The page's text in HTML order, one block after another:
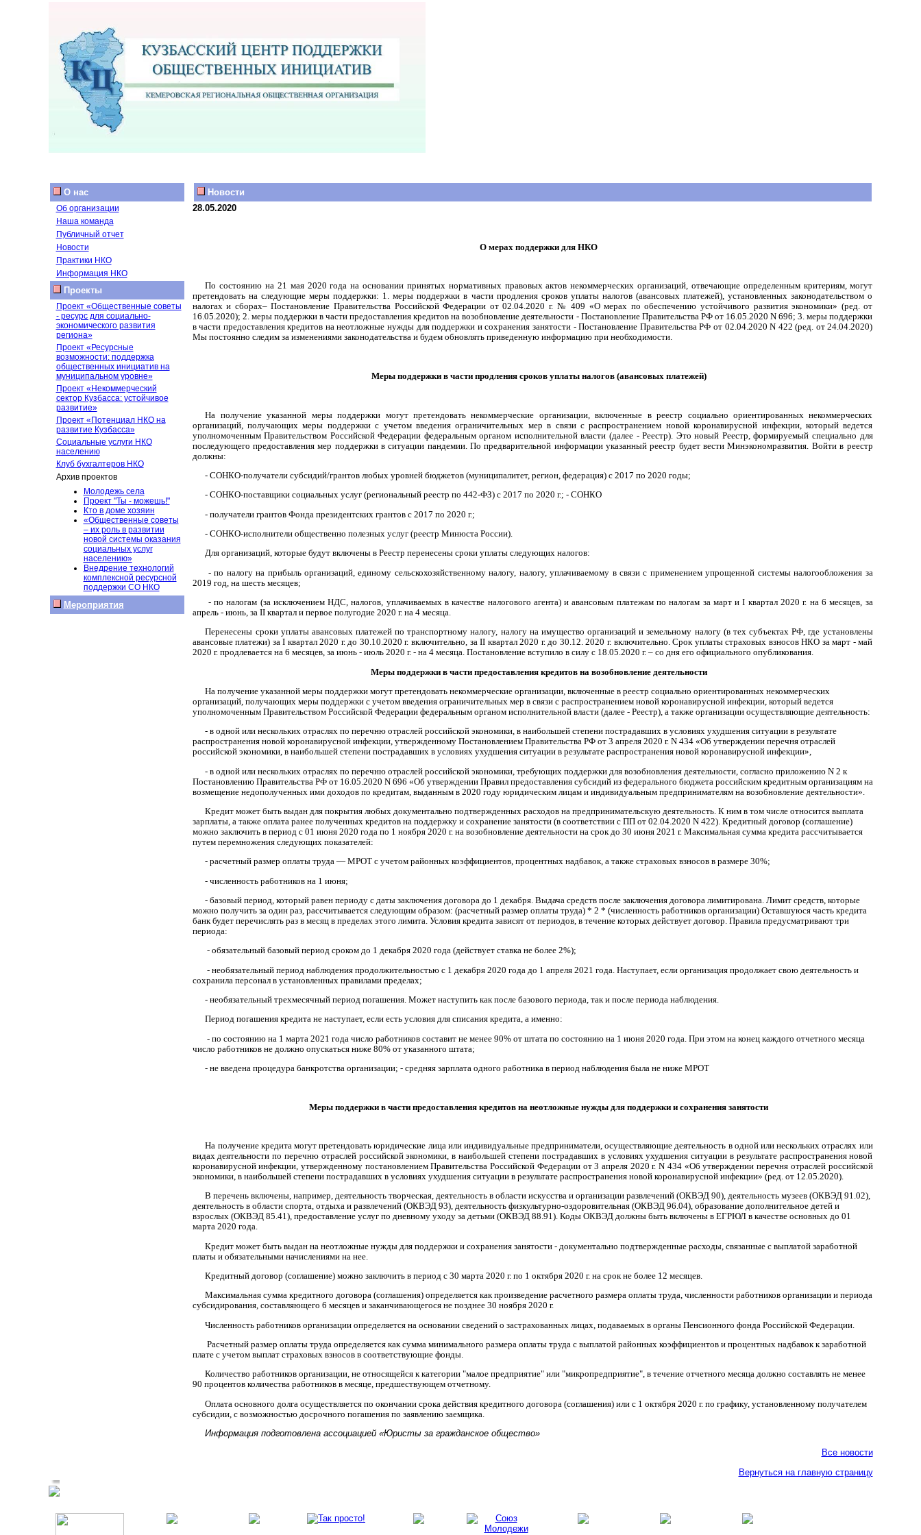
О нас
Об организации
Наша команда
Публичный отчет
Новости
Практики НКО
Информация НКО
Проекты
Проект «Общественные советы
- ресурс для социально-
экономического развития
региона»
Проект «Ресурсные
возможности: поддержка
общественных инициатив на
муниципальном уровне»
Проект «Некоммерческий
сектор Кузбасса: устойчивое
развитие»
Проект «Потенциал НКО на
развитие Кузбасса»
Социальные услуги НКО
населению
Клуб бухгалтеров НКО
Архив проектов
Молодежь села
Проект "Ты - можешь!"
Кто в доме хозяин
«Общественные советы
– их роль в развитии
новой системы оказания
социальных услуг
населению»
Внедрение технологий
комплексной ресурсной
поддержки СО НКО
Мероприятия
Новости
28.05.2020
О мерах поддержки для НКО
По состоянию на 21 мая 2020 года на основании принятых нормативных правовых актов некоммерческих организаций, отвечающие определенным критериям, могут
претендовать на следующие меры поддержки: 1. меры поддержки в части продления сроков уплаты налогов (авансовых платежей), установленных законодательством о
налогах и сборах– Постановление Правительства Российской Федерации от 02.04.2020 г. № 409 «О мерах по обеспечению устойчивого развития экономики» (ред. от
16.05.2020); 2. меры поддержки в части предоставления кредитов на возобновление деятельности - Постановление Правительства РФ от 16.05.2020 N 696; 3. меры поддержки
в части предоставления кредитов на неотложные нужды для поддержки и сохранения занятости - Постановление Правительства РФ от 02.04.2020 N 422 (ред. от 24.04.2020)
Мы постоянно следим за изменениями законодательства и будем обновлять приведенную информацию при необходимости.
Меры поддержки в части продления сроков уплаты налогов (авансовых платежей)
На получение указанной меры поддержки могут претендовать некоммерческие организации, включенные в реестр социально ориентированных некоммерческих
организаций, получающих меры поддержки с учетом введения ограничительных мер в связи с распространением новой коронавирусной инфекции, который ведется
уполномоченным Правительством Российской Федерации федеральным органом исполнительной власти (далее - Реестр). Это новый Реестр, формируемый специально для
последующего предоставления мер поддержки в ситуации пандемии. По предварительной информации указанный реестр будет вести Минэкономразвития. Войти в реестр
должны:
- СОНКО-получатели субсидий/грантов любых уровней бюджетов (муниципалитет, регион, федерация) с 2017 по 2020 годы;
- СОНКО-поставщики социальных услуг (региональный реестр по 442-ФЗ) с 2017 по 2020 г.; - СОНКО
- получатели грантов Фонда президентских грантов с 2017 по 2020 г.;
- СОНКО-исполнители общественно полезных услуг (реестр Минюста России).
Для организаций, которые будут включены в Реестр перенесены сроки уплаты следующих налогов:
- по налогу на прибыль организаций, единому сельскохозяйственному налогу, налогу, уплачиваемому в связи с применением упрощенной системы налогообложения за
2019 год, на шесть месяцев;
- по налогам (за исключением НДС, налогов, уплачиваемых в качестве налогового агента) и авансовым платежам по налогам за март и I квартал 2020 г. на 6 месяцев, за
апрель - июнь, за II квартал и первое полугодие 2020 г. на 4 месяца.
Перенесены сроки уплаты авансовых платежей по транспортному налогу, налогу на имущество организаций и земельному налогу (в тех субъектах РФ, где установлены
авансовые платежи) за I квартал 2020 г. до 30.10.2020 г. включительно, за II квартал 2020 г. до 30.12. 2020 г. включительно. Срок уплаты страховых взносов НКО за март - май
2020 г. продлевается на 6 месяцев, за июнь - июль 2020 г. - на 4 месяца. Постановление вступило в силу с 18.05.2020 г. – со дня его официального опубликования.
Меры поддержки в части предоставления кредитов на возобновление деятельности
На получение указанной меры поддержки могут претендовать некоммерческие организации, включенные в реестр социально ориентированных некоммерческих
организаций, получающих меры поддержки с учетом введения ограничительных мер в связи с распространением новой коронавирусной инфекции, который ведется
уполномоченным Правительством Российской Федерации федеральным органом исполнительной власти (далее - Реестр), а также организации осуществляющие деятельность:
- в одной или нескольких отраслях по перечню отраслей российской экономики, в наибольшей степени пострадавших в условиях ухудшения ситуации в результате
распространения новой коронавирусной инфекции, утвержденному Постановлением Правительства РФ от 3 апреля 2020 г. N 434 «Об утверждении перечня отраслей
российской экономики, в наибольшей степени пострадавших в условиях ухудшения ситуации в результате распространения новой коронавирусной инфекции»,
- в одной или нескольких отраслях по перечню отраслей российской экономики, требующих поддержки для возобновления деятельности, согласно приложению N 2 к
Постановлению Правительства РФ от 16.05.2020 N 696 «Об утверждении Правил предоставления субсидий из федерального бюджета российским кредитным организациям на
возмещение недополученных ими доходов по кредитам, выданным в 2020 году юридическим лицам и индивидуальным предпринимателям на возобновление деятельности».
Кредит может быть выдан для покрытия любых документально подтвержденных расходов на предпринимательскую деятельность. К ним в том числе относится выплата
зарплаты, а также оплата ранее полученных кредитов на поддержку и сохранение занятости (в соответствии с ПП от 02.04.2020 N 422). Кредитный договор (соглашение)
можно заключить в период с 01 июня 2020 года по 1 ноября 2020 г. на возобновление деятельности на срок до 30 июня 2021 г. Максимальная сумма кредита рассчитывается
путем перемножения следующих показателей:
- расчетный размер оплаты труда — МРОТ с учетом районных коэффициентов, процентных надбавок, а также страховых взносов в размере 30%;
- численность работников на 1 июня;
- базовый период, который равен периоду с даты заключения договора до 1 декабря. Выдача средств после заключения договора лимитирована. Лимит средств, которые
можно получить за один раз, рассчитывается следующим образом: (расчетный размер оплаты труда) * 2 * (численность работников организации) Оставшуюся часть кредита
банк будет перечислять раз в месяц в пределах этого лимита. Условия кредита зависят от периодов, в течение которых действует договор. Правила предусматривают три
периода:
- обязательный базовый период сроком до 1 декабря 2020 года (действует ставка не более 2%);
- необязательный период наблюдения продолжительностью с 1 декабря 2020 года до 1 апреля 2021 года. Наступает, если организация продолжает свою деятельность и
сохранила персонал в установленных правилами пределах;
- необязательный трехмесячный период погашения. Может наступить как после базового периода, так и после периода наблюдения.
Период погашения кредита не наступает, если есть условия для списания кредита, а именно:
- по состоянию на 1 марта 2021 года число работников составит не менее 90% от штата по состоянию на 1 июня 2020 года. При этом на конец каждого отчетного месяца
число работников не должно опускаться ниже 80% от указанного штата;
- не введена процедура банкротства организации; - средняя зарплата одного работника в период наблюдения была не ниже МРОТ
Меры поддержки в части предоставления кредитов на неотложные нужды для поддержки и сохранения занятости
На получение кредита могут претендовать юридические лица или индивидуальные предприниматели, осуществляющие деятельность в одной или нескольких отраслях или
видах деятельности по перечню отраслей российской экономики, в наибольшей степени пострадавших в условиях ухудшения ситуации в результате распространения новой
коронавирусной инфекции, утвержденному постановлением Правительства Российской Федерации от 3 апреля 2020 г. N 434 «Об утверждении перечня отраслей российской
экономики, в наибольшей степени пострадавших в условиях ухудшения ситуации в результате распространения новой коронавирусной инфекции» (ред. от 12.05.2020).
В перечень включены, например, деятельность творческая, деятельность в области искусства и организации развлечений (ОКВЭД 90), деятельность музеев (ОКВЭД 91.02),
деятельность в области спорта, отдыха и развлечений (ОКВЭД 93), деятельность физкультурно-оздоровительная (ОКВЭД 96.04), образование дополнительное детей и
взрослых (ОКВЭД 85.41), предоставление услуг по дневному уходу за детьми (ОКВЭД 88.91). Коды ОКВЭД должны быть включены в ЕГРЮЛ в качестве основных до 01
марта 2020 года.
Кредит может быть выдан на неотложные нужды для поддержки и сохранения занятости - документально подтвержденные расходы, связанные с выплатой заработной
платы и обязательными начислениями на нее.
Кредитный договор (соглашение) можно заключить в период с 30 марта 2020 г. по 1 октября 2020 г. на срок не более 12 месяцев.
Максимальная сумма кредитного договора (соглашения) определяется как произведение расчетного размера оплаты труда, численности работников организации и периода
субсидирования, составляющего 6 месяцев и заканчивающегося не позднее 30 ноября 2020 г.
Численность работников организации определяется на основании сведений о застрахованных лицах, подаваемых в органы Пенсионного фонда Российской Федерации.
Расчетный размер оплаты труда определяется как сумма минимального размера оплаты труда с выплатой районных коэффициентов и процентных надбавок к заработной
плате с учетом выплат страховых взносов в соответствующие фонды.
Количество работников организации, не относящейся к категории "малое предприятие" или "микропредприятие", в течение отчетного месяца должно составлять не менее
90 процентов количества работников в месяце, предшествующем отчетному.
Оплата основного долга осуществляется по окончании срока действия кредитного договора (соглашения) или с 1 октября 2020 г. по графику, установленному получателем
субсидии, с возможностью досрочного погашения по заявлению заемщика.
Информация подготовлена ассоциацией «Юристы за гражданское общество»
Все новости
Вернуться на главную страницу